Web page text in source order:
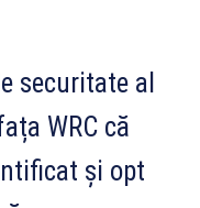
securitate al
WRC că
și opt